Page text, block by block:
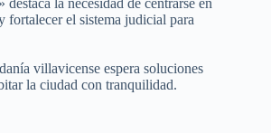
la necesidad de centrarse en
fortalecer el sistema judicial para
villavicense espera soluciones
la ciudad con tranquilidad.